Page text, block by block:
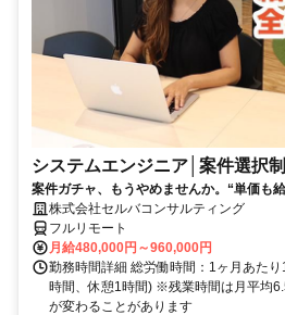
システムエンジニア│案件選択
案件ガチャ、もうやめませんか。“単価も
株式会社セルバコンサルティング
フルリモート
月給480,000円～960,000円
勤務時間詳細 総労働時間：1ヶ月あた
時間、休憩1時間) ※残業時間は月平均
が変わることがあります